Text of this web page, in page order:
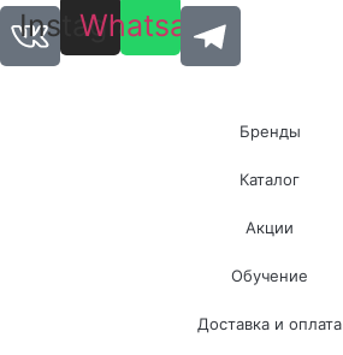
Instagram
Whatsapp
Бренды
Каталог
Акции
Обучение
Доставка и оплата